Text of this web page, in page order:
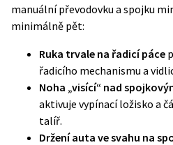
manuální převodovku a spojku
minimálně pět:
Ruka trvale na řadicí páce
řadicího mechanismu a
Noha „visící“ nad
aktivuje vypínací ložisko a
talíř.
Držení auta ve svahu na